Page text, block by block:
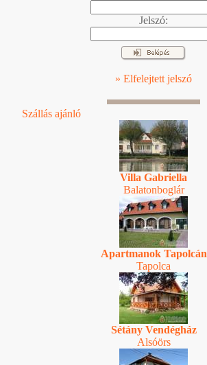
Jelszó:
» Elfelejtett jelszó
Szállás ajánló
Villa Gabriella
Balatonboglár
Apartmanok Tapolcán
Tapolca
Sétány Vendégház
Alsóörs